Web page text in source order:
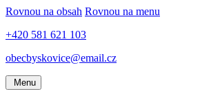
Rovnou na obsah Rovnou na menu
+420 581 621 103
obecbyskovice@email.cz
Menu